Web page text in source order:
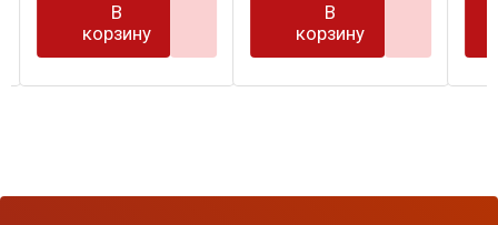
В
корзину
В
корзину